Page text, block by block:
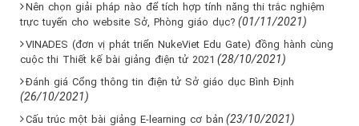
Nên chọn giải pháp nào để tích hợp tính năng thi trắc nghiệm
trực tuyến cho website Sở, Phòng giáo dục? (01/11/2021)
VINADES (đơn vị phát triển NukeViet Edu Gate) đồng hành cùng
cuộc thi Thiết kế bài giảng điện tử 2021 (28/10/2021)
Đánh giá Cổng thông tin điện tử Sở giáo dục Bình Định
(26/10/2021)
Cấu trúc một bài giảng E-learning cơ bản (23/10/2021)